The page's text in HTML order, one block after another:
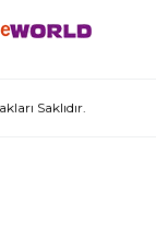
Saklıdır.